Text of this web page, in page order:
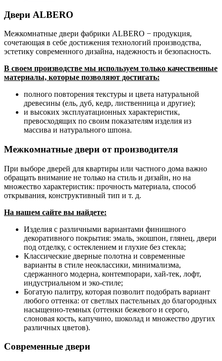
Двери ALBERO
Межкомнатные двери фабрики ALBERO − продукция,
сочетающая в себе достижения технологий производства,
эстетику современного дизайна, надежность и безопасность.
В своем производстве мы используем только качественные
материалы, которые позволяют достигать:
полного повторения текстуры и цвета натуральной
древесины (ель, дуб, кедр, лиственница и другие);
и высоких эксплуатационных характеристик,
превосходящих по своим показателям изделия из
массива и натурального шпона.
Межкомнатные двери от производителя
При выборе дверей для квартиры или частного дома важно
обращать внимание не только на стиль и дизайн, но на
множество характеристик: прочность материала, способ
открывания, конструктивный тип и т. д.
На нашем сайте вы найдете:
Изделия с различными вариантами финишного
декоративного покрытия: эмаль, экошпон, глянец, двери
под отделку, с остеклением и глухие без стекла;
Классические дверные полотна и современные
варианты в стиле неоклассики, минимализма,
сдержанного модерна, контемпорари, хай-тек, лофт,
индустриальном и эко-стиле;
Богатую палитру, которая позволит подобрать вариант
любого оттенка: от светлых пастельных до благородных
насыщенно-темных (оттенки бежевого и серого,
слоновая кость, капучино, шоколад и множество других
различных цветов).
Современные двери